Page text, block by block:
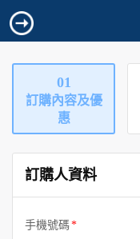
01
訂購內容及優
惠
訂購人資料
手機號碼